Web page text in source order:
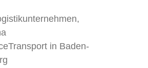
in Baden-